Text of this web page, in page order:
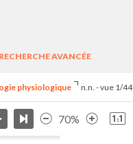
RECHERCHE AVANCÉE
physiologique n.n. - vue 1/44
70%